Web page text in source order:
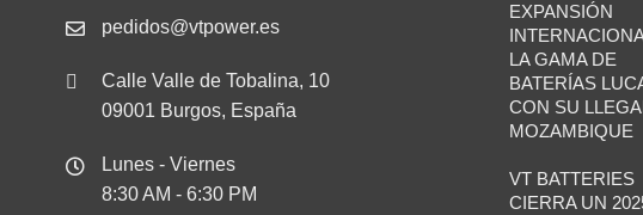
pedidos@vtpower.es
Calle Valle de Tobalina, 10
09001 Burgos, España
Lunes - Viernes
8:30 AM - 6:30 PM
EXPANSIÓN
LA GAMA DE
BATERÍAS
CON SU
MOZAMBIQUE
VT BATTERIES
CIERRA UN